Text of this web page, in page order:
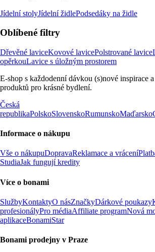
Jídelní stolyJídelní židlePodsedáky na židle
Oblíbené filtry
Dřevěné laviceKovové lavicePolstrované lavice
opěrkouLavice s úložným prostorem
E-shop s každodenní dávkou (s)nové inspirace
produktů pro krásné bydlení.
Česká
republikaPolskoSlovenskoRumunskoMaďarsko
Informace o nákupu
Vše o nákupuDopravaReklamace a vrácení
StudiaJak fungují kredity
Více o bonami
SlužbyKontaktyO násZnačkyDárkové poukazy
profesionályPro médiaAffiliate programNová
aplikaceBonamiStar
Bonami prodejny v Praze